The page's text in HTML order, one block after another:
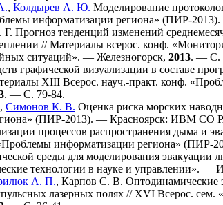
, Колдырев А. Ю. Моделирование
информатизации региона» (ПИР-
Г. Прогноз тенденций изменений
// Материалы всерос. конф.
ситуаций». — Железногорск, 2013. — С.
графической визуализации в составе
XIII Всерос. науч.-практ. конф.
. — С. 79-84.
, Симонов К. В. Оценка риска морских
(ПИР-2013). — Красноярск: ИВМ СО
процессов распространения дыма и
информатизации региона»
среды для моделирования
технологии в науке и управлении».
А. П., Карпов С. В. Оптодинамические
лазерных полях // XVI Всерос.